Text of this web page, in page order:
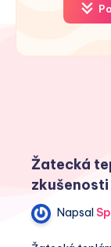
Žatecká
zkušenosti
Napsal